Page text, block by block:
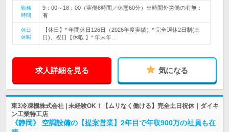
勤務
時間
9：00～18：00（実働8時間／休憩60分）※時間外労働の有無：
有
休日
休暇
【休日】* 年間休日126日（2026年度実績）* 完全週休2日制(土
日)、祝日【休暇 】* 年末年…
求人詳細を見る 気になる
東3冷凍機株式会社 | 未経験OK！【ムリなく働ける】完全土日祝休｜ダイキ
ン工業特工店
《静岡》 空調設備の【提案営業】2年目で年収900万の社員も在